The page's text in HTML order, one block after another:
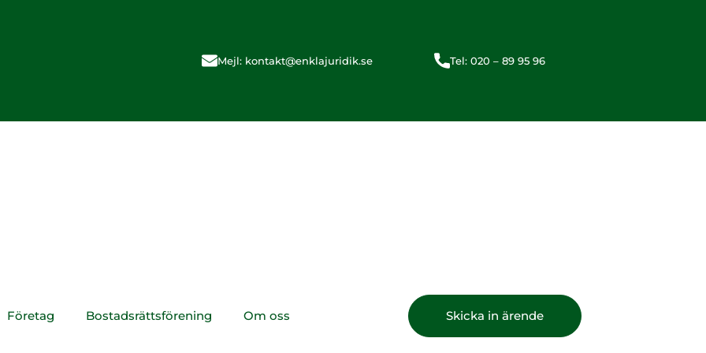
Mejl: kontakt@enklajuridik.se Tel: 020 – 89 95 96
Företag Bostadsrättsförening Om oss Skicka in ärende